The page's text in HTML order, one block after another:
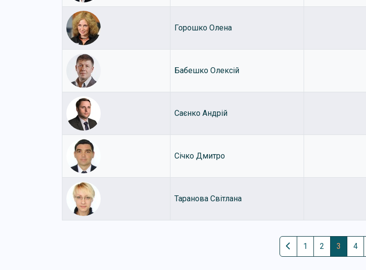
Горошко Олена
Бабешко Олексій
Саєнко Андрій
Січко Дмитро
Таранова Світлана
1 2 3 4